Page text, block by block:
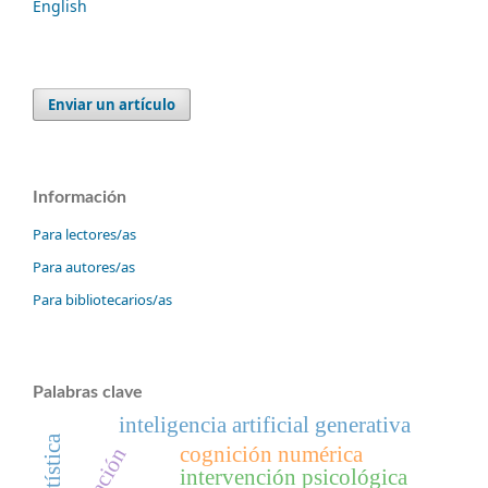
English
Enviar un artículo
Información
Para lectores/as
Para autores/as
Para bibliotecarios/as
Palabras clave
intervención psicológica
cognición numérica
inteligencia artificial generativa